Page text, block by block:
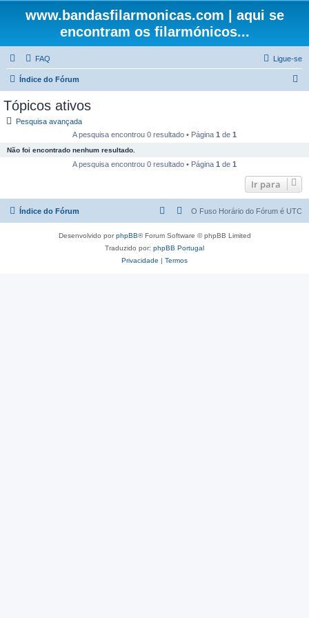
www.bandasfilarmonicas.com | aqui se
encontram os filarmónicos...
FAQ Ligue-se
Índice do Fórum
s
r
Tópicos ativos
Pesquisa avançada
A pesquisa encontrou 0 resultado • Página 1 de 1
Não foi encontrado nenhum resultado.
A pesquisa encontrou 0 resultado • Página 1 de 1
Ir para
Índice do Fórum O Fuso Horário do Fórum é UTC
Desenvolvido porphpBB® Forum Software © phpBB Limited
Traduzido por: phpBB Portugal
Privacidade | Termos